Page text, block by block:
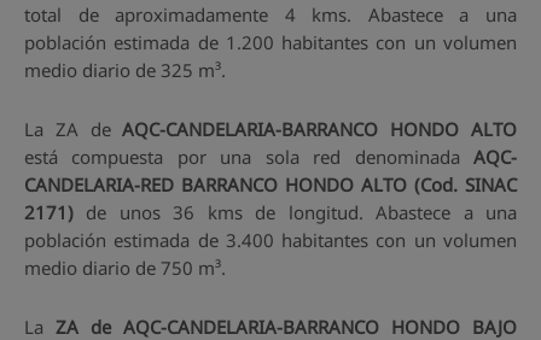
total de aproximadamente 4 kms. Abastece a una
población estimada de 1.200 habitantes con un volumen
medio diario de 325 m³.
La ZA deAQC-CANDELARIA-BARRANCO HONDO ALTO
está compuesta por una sola red denominada AQC-
CANDELARIA-RED BARRANCO HONDO ALTO (Cod. SINAC
2171) de unos 36 kms de longitud. Abastece a una
población estimada de 3.400 habitantes con un volumen
medio diario de 750 m³.
La ZA de AQC-CANDELARIA-BARRANCO HONDO BAJO